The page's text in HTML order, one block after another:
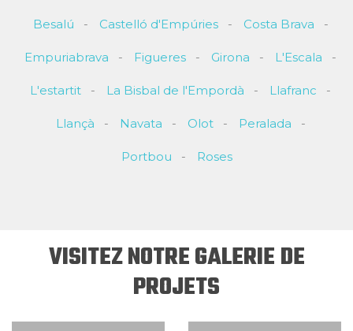
Besalú Castelló d'Empúries Costa Brava
Empuriabrava Figueres Girona L'Escala
L'estartit La Bisbal de l'Empordà Llafranc
Llançà Navata Olot Peralada
Portbou Roses
VISITEZ NOTRE GALERIE DE
PROJETS